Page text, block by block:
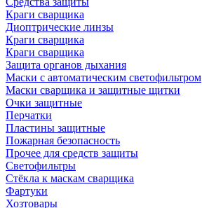
Краги сварщика
Диоптрические линзы
Краги сварщика
Краги сварщика
Защита органов дыхания
Маски с автоматическим светофильтром
Маски сварщика и защитные щитки
Очки защитные
Перчатки
Пластины защитные
Пожарная безопасность
Прочее для средств защиты
Светофильтры
Стёкла к маскам сварщика
Фартуки
Хозтовары